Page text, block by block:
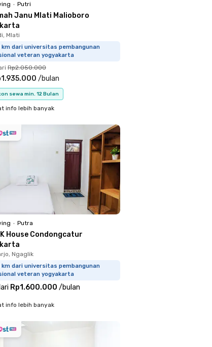
• Putri
Janu Mlati Malioboro
Mlati
km dari universitas pembangunan
veteran yogyakarta
Rp2.050.000
/bulan
sewa min. 12 Bulan
info lebih banyak
• Putra
House Condongcatur
Ngaglik
km dari universitas pembangunan
veteran yogyakarta
Rp1.600.000 /bulan
info lebih banyak